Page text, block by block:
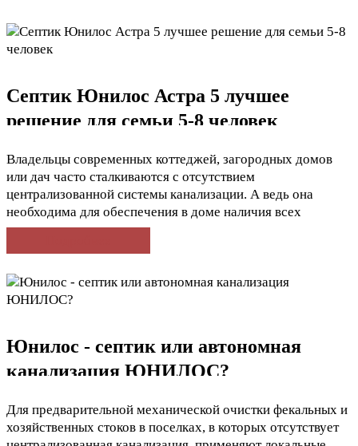
Септик Юнилос Астра 5 лучшее
решение для семьи 5-8 человек
Владельцы современных коттеджей, загородных домов
или дач часто сталкиваются с отсутствием
централизованной системы канализации. А ведь она
необходима для обеспечения в доме наличия всех
возможных удобств - унитаза, ванны,джакузи,
септики различного вида с легкостью подойдут для
любого загородного дома и позволят использовать уже
среде. Септик юнилос астра 5 представляет из себя
резервуар, в который стекают канализационные отходы. В
некоторых септиках используется биологическая очистка
воды с помощью активных препаратов. Но в большинстве
случаев используется естественная почвенная
Юнилос - септик или автономная
канализация ЮНИЛОС?
Для предварительной механической очистки фекальных и
хозяйственных стоков в поселках, в которых отсутствует